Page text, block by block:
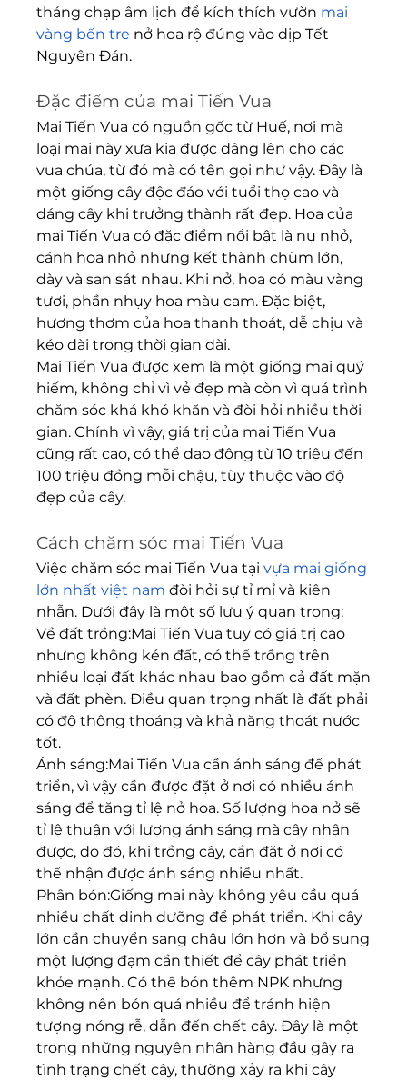
tháng chạp âm lịch để kích thích vườn mai
vàng bến tre nở hoa rộ đúng vào dịp Tết
Nguyên Đán.
Đặc điểm của mai Tiến Vua
Mai Tiến Vua có nguồn gốc từ Huế, nơi mà
loại mai này xưa kia được dâng lên cho các
vua chúa, từ đó mà có tên gọi như vậy. Đây là
một giống cây độc đáo với tuổi thọ cao và
dáng cây khi trưởng thành rất đẹp. Hoa của
mai Tiến Vua có đặc điểm nổi bật là nụ nhỏ,
cánh hoa nhỏ nhưng kết thành chùm lớn,
dày và san sát nhau. Khi nở, hoa có màu vàng
tươi, phần nhụy hoa màu cam. Đặc biệt,
hương thơm của hoa thanh thoát, dễ chịu và
kéo dài trong thời gian dài.
Mai Tiến Vua được xem là một giống mai quý
hiếm, không chỉ vì vẻ đẹp mà còn vì quá trình
chăm sóc khá khó khăn và đòi hỏi nhiều thời
gian. Chính vì vậy, giá trị của mai Tiến Vua
cũng rất cao, có thể dao động từ 10 triệu đến
100 triệu đồng mỗi chậu, tùy thuộc vào độ
đẹp của cây.
Cách chăm sóc mai Tiến Vua
Việc chăm sóc mai Tiến Vua tại vựa mai giống
lớn nhất việt nam đòi hỏi sự tỉ mỉ và kiên
nhẫn. Dưới đây là một số lưu ý quan trọng:
Về đất trồng:Mai Tiến Vua tuy có giá trị cao
nhưng không kén đất, có thể trồng trên
nhiều loại đất khác nhau bao gồm cả đất mặn
và đất phèn. Điều quan trọng nhất là đất phải
có độ thông thoáng và khả năng thoát nước
tốt.
Ánh sáng:Mai Tiến Vua cần ánh sáng để phát
triển, vì vậy cần được đặt ở nơi có nhiều ánh
sáng để tăng tỉ lệ nở hoa. Số lượng hoa nở sẽ
tỉ lệ thuận với lượng ánh sáng mà cây nhận
được, do đó, khi trồng cây, cần đặt ở nơi có
thể nhận được ánh sáng nhiều nhất.
Phân bón:Giống mai này không yêu cầu quá
nhiều chất dinh dưỡng để phát triển. Khi cây
lớn cần chuyển sang chậu lớn hơn và bổ sung
một lượng đạm cần thiết để cây phát triển
khỏe mạnh. Có thể bón thêm NPK nhưng
không nên bón quá nhiều để tránh hiện
tượng nóng rễ, dẫn đến chết cây. Đây là một
trong những nguyên nhân hàng đầu gây ra
tình trạng chết cây, thường xảy ra khi cây